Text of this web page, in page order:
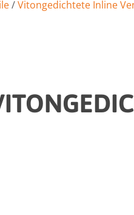
/Vitongedichtete Inline